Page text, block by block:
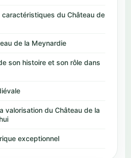
caractéristiques du Château de
de la Meynardie
son histoire et son rôle dans
valorisation du Château de la
exceptionnel